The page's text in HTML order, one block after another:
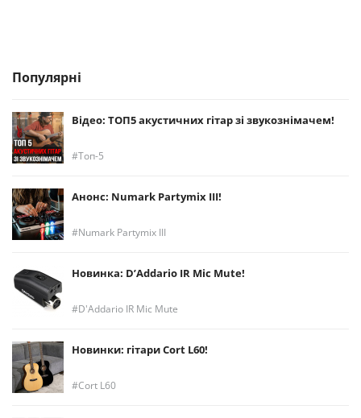
Популярні
Відео: ТОП5 акустичних гітар зі звукознімачем!
Топ-5
Анонс: Numark Partymix III!
Numark Partymix III
Новинка: D’Addario IR Mic Mute!
D'Addario IR Mic Mute
Новинки: гітари Cort L60!
Cort L60